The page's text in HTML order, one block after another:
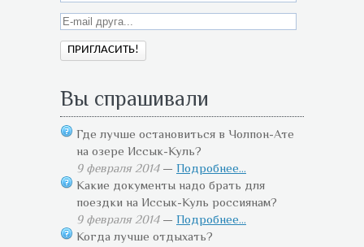
Вы спрашивали
Где лучше остановиться в Чолпон-Ате
на озере Иссык-Куль?
9 февраля 2014— Подробнее...
Какие документы надо брать для
поездки на Иссык-Куль россиянам?
9 февраля 2014— Подробнее...
Когда лучше отдыхать?